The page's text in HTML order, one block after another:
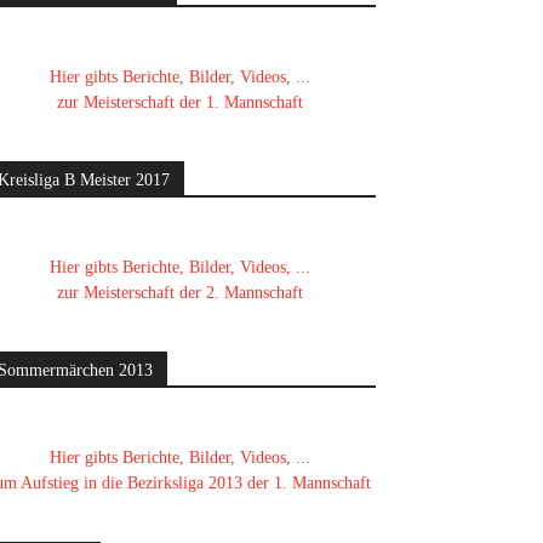
Hier gibts Berichte, Bilder, Videos, ...
zur Meisterschaft der 1. Mannschaft
B Meister 2017
Hier gibts Berichte, Bilder, Videos, ...
zur Meisterschaft der 2. Mannschaft
2013
Hier gibts Berichte, Bilder, Videos, ...
Aufstieg in die Bezirksliga 2013 der 1. Mannschaft